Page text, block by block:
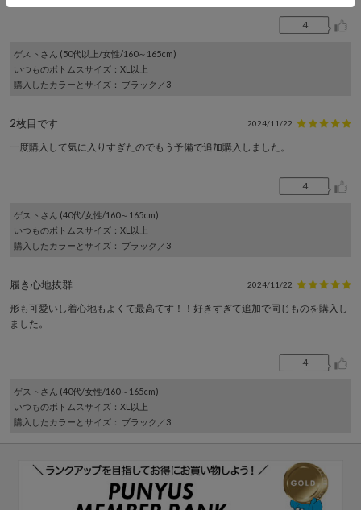
4
ゲスト さん (50代以上/女性/160～165cm)
いつものボトムスサイズ ：XL以上
購入したカラーとサイズ ： ブラック／3
2枚目です 2024/11/22
一度購入して気に入りすぎたのでもう予備で追加購入しました。
4
ゲスト さん (40代/女性/160～165cm)
いつものボトムスサイズ ：XL以上
購入したカラーとサイズ ： ブラック／3
履き心地抜群 2024/11/22
形も可愛いし着心地もよくて最高てす！！好きすぎて追加で同じものを購入し
ました。
4
ゲスト さん (40代/女性/160～165cm)
いつものボトムスサイズ ：XL以上
購入したカラーとサイズ ： ブラック／3